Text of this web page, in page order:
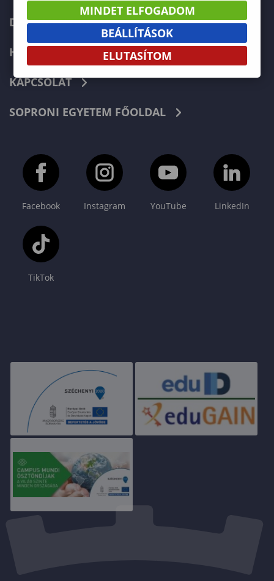
DOKUMENTUMOK
HÍREK
KAPCSOLAT
SOPRONI EGYETEM FŐOLDAL
Facebook Instagram YouTube LinkedIn
TikTok
MINDET ELFOGADOM
BEÁLLÍTÁSOK
ELUTASÍTOM